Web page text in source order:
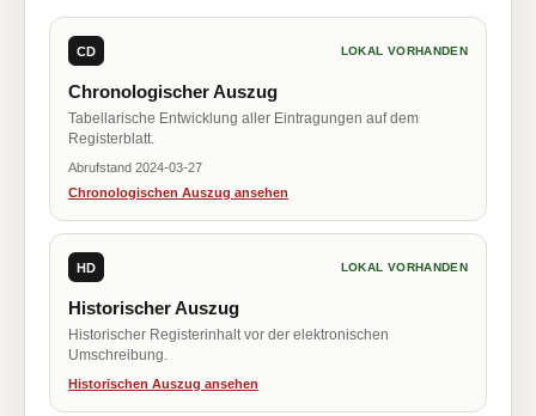
CD LOKAL VORHANDEN
Chronologischer Auszug
Tabellarische Entwicklung aller Eintragungen auf dem
Registerblatt.
Abrufstand 2024-03-27
Chronologischen Auszug ansehen
HD LOKAL VORHANDEN
Historischer Auszug
Historischer Registerinhalt vor der elektronischen
Umschreibung.
Historischen Auszug ansehen